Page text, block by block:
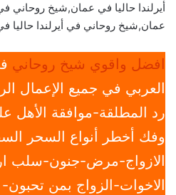
أيرلندا حاليا في عمان,شيخ روحاني
عمان,شيخ روحاني في أيرلندا حاليا
افضل واقوي شيخ روحاني
العربي في جميع الإعمال
رد المطلقة-موافقة الأهل
وفك أخطر أنواع السحر
الازواج-مرض-جنون-سلب
الاخوات-الزواج بمن